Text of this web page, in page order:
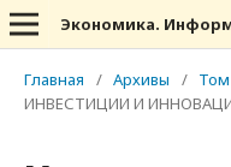
Экономика.
Главная / Архивы / Том
ИНВЕСТИЦИИ И